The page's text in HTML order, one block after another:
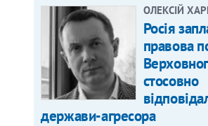
ОЛЕКСІЙ
Росія
правова
стосовно
держави-агресора